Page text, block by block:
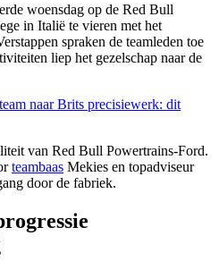
woensdag op de Red Bull
in Italië te vieren met het
spraken de teamleden toe
liep het gezelschap naar de
naar Brits precisiewerk: dit
van Red Bull Powertrains-Ford.
teambaas Mekies en topadviseur
door de fabriek.